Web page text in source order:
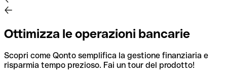
Ottimizza le operazioni bancarie
Scopri come Qonto semplifica la gestione finanziaria e
risparmia tempo prezioso. Fai un tour del prodotto!